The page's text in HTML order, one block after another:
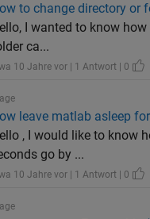
to change directory or
I wanted to know
ca...
10 Jahre vor | 1 Antwort | 0
leave matlab asleep
, I would like to know
go by ...
10 Jahre vor | 1 Antwort | 0